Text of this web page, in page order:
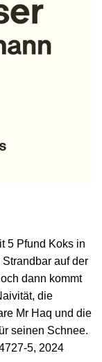
5 Pfund Koks in
auf der
dann kommt
die
Mr Haq und die
seinen Schnee.
5, 2024